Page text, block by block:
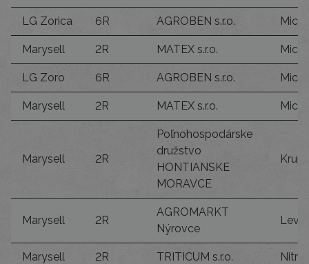
LG Zorica 6R AGROBEN s.r.o.
Marysell 2R MATEX s.r.o.
LG Zoro 6R AGROBEN s.r.o.
Marysell 2R MATEX s.r.o.
Marysell 2R
Poľnohospodárske
družstvo
HONTIANSKE
MORAVCE
Marysell 2R
AGROMARKT
Nýrovce
Marysell 2R TRITICUM s.r.o. Nitra